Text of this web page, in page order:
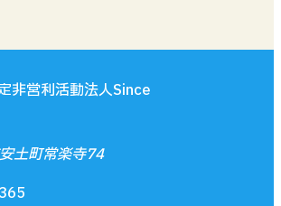
非営利活動法人Since
土町常楽寺74